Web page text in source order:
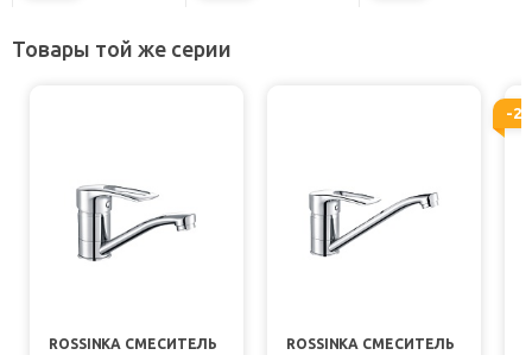
Товары той же серии
ROSSINKA СМЕСИТЕЛЬ
ROSSINKA СМЕСИТЕЛЬ
-